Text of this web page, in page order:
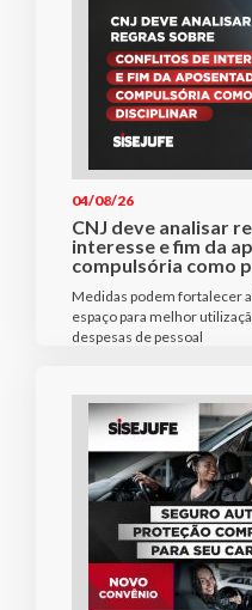
04/08/26
CNJ deve analisar
interesse e fim da
compulsória como
Medidas podem fortalecer
espaço para melhor
despesas de pessoal